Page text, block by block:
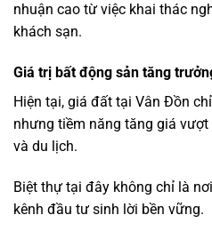
nhuận cao từ việc khai thác
khách sạn.
Giá trị bất động sản tăng
Hiện tại, giá đất tại Vân Đồn
nhưng tiềm năng tăng giá
và du lịch.
Biệt thự tại đây không chỉ là
kênh đầu tư sinh lời bền vững.